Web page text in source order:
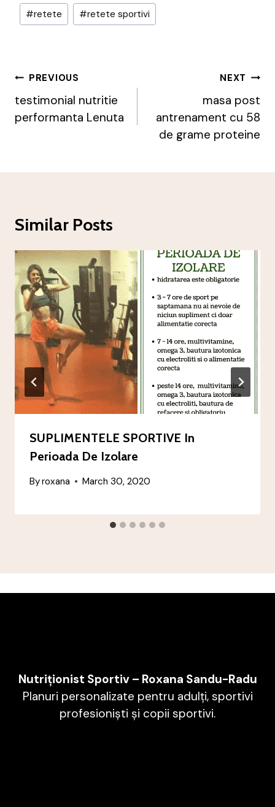
#retete #retete sportivi
Post
Navigation
PREVIOUS
testimonial nutritie
performanta Lenuta
NEXT
masa post
antrenament cu 58
de grame proteine
Similar Posts
SUPLIMENTELE SPORTIVE In
Perioada De Izolare
Byroxana March 30, 2020
Nutriționist Sportiv – Roxana Sandu-Radu
Planuri personalizate pentru adulți, sportivi
profesioniști și copii sportivi.